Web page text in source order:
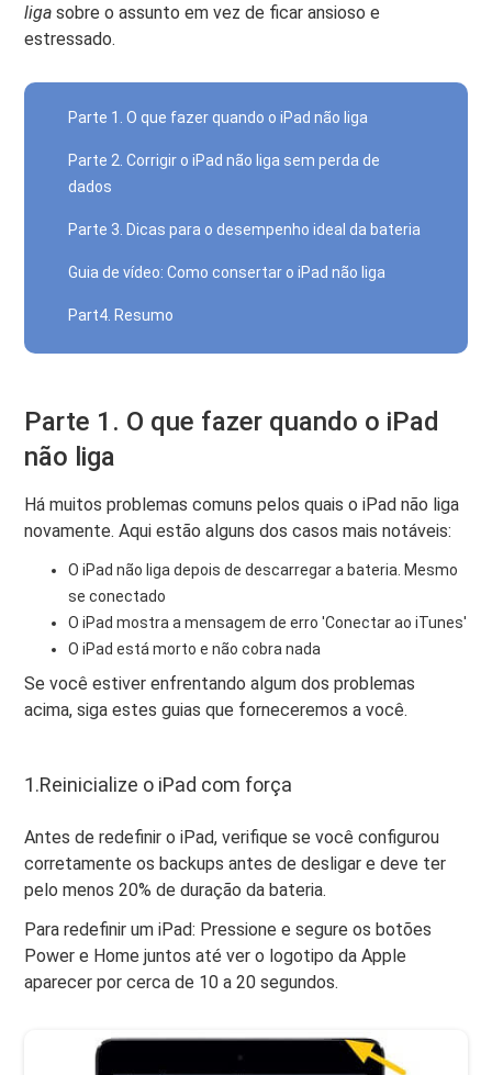
liga sobre o assunto em vez de ficar ansioso e
estressado.
Parte 1. O que fazer quando o iPad não liga
Parte 2. Corrigir o iPad não liga sem perda de
dados
Parte 3. Dicas para o desempenho ideal da bateria
Guia de vídeo: Como consertar o iPad não liga
Part4. Resumo
Parte 1. O que fazer quando o iPad
não liga
Há muitos problemas comuns pelos quais o iPad não liga
novamente. Aqui estão alguns dos casos mais notáveis:
O iPad não liga depois de descarregar a bateria. Mesmo
se conectado
O iPad mostra a mensagem de erro 'Conectar ao iTunes'
O iPad está morto e não cobra nada
Se você estiver enfrentando algum dos problemas
acima, siga estes guias que forneceremos a você.
1.Reinicialize o iPad com força
Antes de redefinir o iPad, verifique se você configurou
corretamente os backups antes de desligar e deve ter
pelo menos 20% de duração da bateria.
Para redefinir um iPad: Pressione e segure os botões
Power e Home juntos até ver o logotipo da Apple
aparecer por cerca de 10 a 20 segundos.